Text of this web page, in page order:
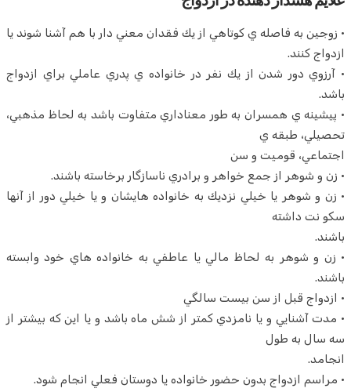
• زوجين به فاصله ي كوتاهي از يك فقدان معني دار با هم آشنا شوند يا
ازدواج كنند.
• آرزوي دور شدن از يك نفر در خانواده ي پدري عاملي براي ازدواج
باشد.
• پيشينه ي همسران به طور معناداري متفاوت باشد به لحاظ مذهبي،
تحصيلي، طبقه ي
اجتماعي، قوميت و سن
• زن و شوهر از جمع خواهر و برادري ناسازگار برخاسته باشند.
• زن و شوهر يا خيلي نزديك به خانواده هايشان و يا خيلي دور از آنها
سكو نت داشته
باشند.
• زن و شوهر به لحاظ مالي يا عاطفي به خانواده هاي خود وابسته
باشند.
• ازدواج قبل از سن بيست سالگي
• مدت آشنايي و يا نامزدي كمتر از شش ماه باشد و يا اين كه بيشتر از
سه سال به طول
انجامد.
• مراسم ازدواج بدون حضور خانواده يا دوستان فعلي انجام شود.